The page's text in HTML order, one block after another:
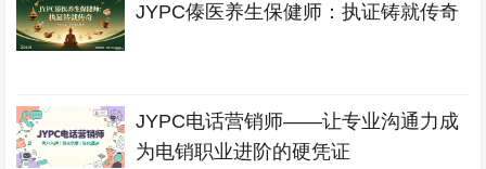
JYPC傣医养生保健师：执证铸就传奇
JYPC电话营销师——让专业沟通力成
为电销职业进阶的硬凭证